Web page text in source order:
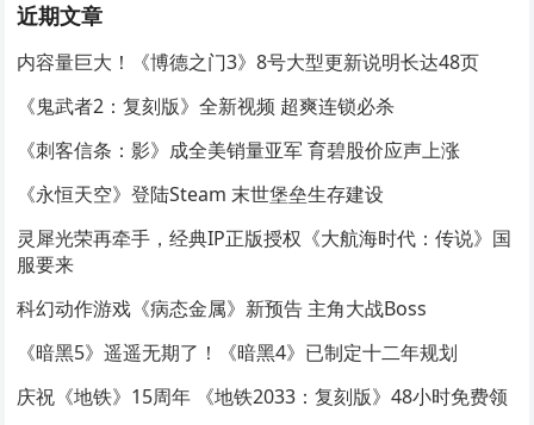
近期文章
内容量巨大！《博德之门3》8号大型更新说明长达48页
《鬼武者2：复刻版》全新视频 超爽连锁必杀
《刺客信条：影》成全美销量亚军 育碧股价应声上涨
《永恒天空》登陆Steam 末世堡垒生存建设
灵犀光荣再牵手，经典IP正版授权《大航海时代：传说》国
服要来
科幻动作游戏《病态金属》新预告 主角大战Boss
《暗黑5》遥遥无期了！《暗黑4》已制定十二年规划
庆祝《地铁》15周年 《地铁2033：复刻版》48小时免费领